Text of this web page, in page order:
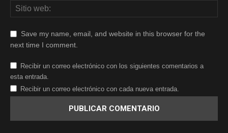
Save my name, email, and website in this browser for the
next time I comment.
Recibir un correo electrónico con los siguientes comentarios a
esta entrada.
Recibir un correo electrónico con cada nueva entrada.